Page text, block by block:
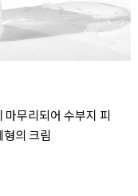
무리되어 수부지 피
의 크림